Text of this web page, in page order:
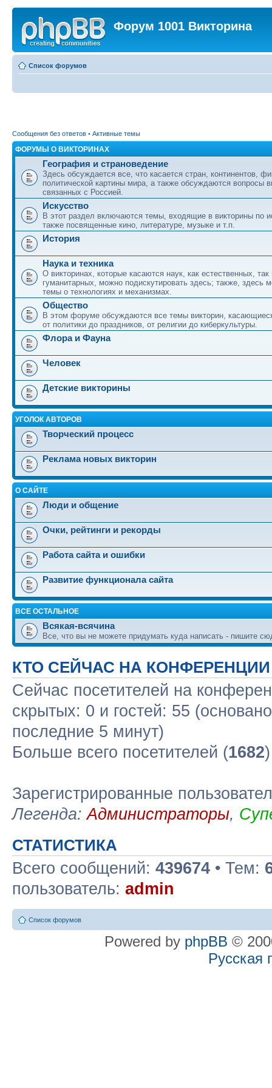
Форум 1001 Викторина
Список форумов
Сообщения без ответов • Активные темы
ФОРУМЫ О ВИКТОРИНАХ
География и страноведение
Здесь обсуждается все, что касается стран, континентов,
политической картины мира, а также обсуждаются вопросы
связанных с Россией.
Искусство
В этот раздел включаются темы, входящие в викторины по
также посвященные кино, литературе, музыке и т.п.
История
Наука и техника
О викторинах, которые касаются наук, как естественных, так
гуманитарных, можно подискутировать здесь; также, здесь
темы о технологиях и механизмах.
Общество
В этом форуме обсуждаются все темы викторин,
от политики до праздников, от религии до киберкультуры.
Флора и Фауна
Человек
Детские викторины
УГОЛОК АВТОРОВ
Творческий процесс
Реклама новых викторин
О САЙТЕ
Люди и общение
Очки, рейтинги и рекорды
Работа сайта и ошибки
Развитие функционала сайта
ВСЕ ОСТАЛЬНОЕ
Всякая-всячина
Все, что вы не можете придумать куда написать - пишите
КТО СЕЙЧАС НА КОНФЕРЕНЦИИ
Сейчас посетителей на
скрытых: 0 и гостей: 55
последние 5 минут)
Больше всего посетителей (1682
Зарегистрированные
Легенда:Администраторы,
СТАТИСТИКА
Всего сообщений: 439674 • Тем:
пользователь: admin
Список форумов
Powered by phpBB ©
Русская